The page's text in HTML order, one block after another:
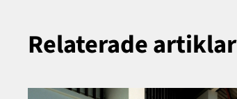
Relaterade artiklar